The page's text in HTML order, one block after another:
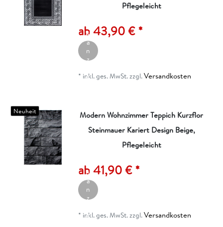
Pflegeleicht
ab 43,90 € *
ik
el
a
n
z
g
* inkl. ges. MwSt.zzgl.Versandkosten
Neuheit
Modern Wohnzimmer Teppich Kurzflor
Steinmauer Kariert Design Beige,
Pflegeleicht
ab 41,90 € *
ik
el
a
n
z
g
* inkl. ges. MwSt.zzgl.Versandkosten